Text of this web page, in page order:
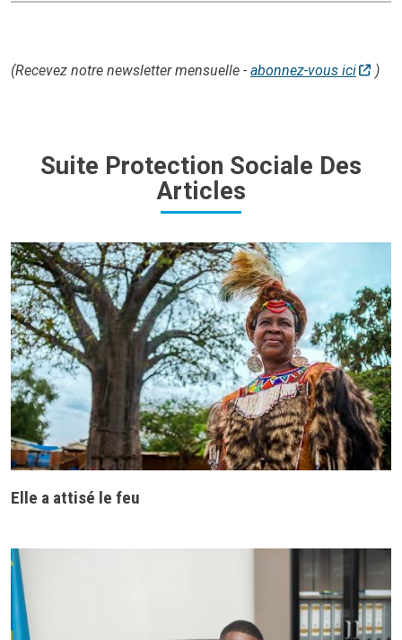
(Recevez notre newsletter mensuelle - abonnez-vous ici )
Suite Protection Sociale Des
Articles
Elle a attisé le feu